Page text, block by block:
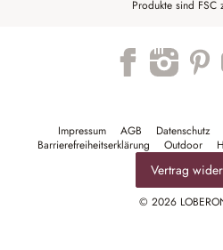
Produkte sind FSC
Impressum AGB Datenschutz
Barrierefreiheitserklärung
Outdoor
Vertrag
© 2026